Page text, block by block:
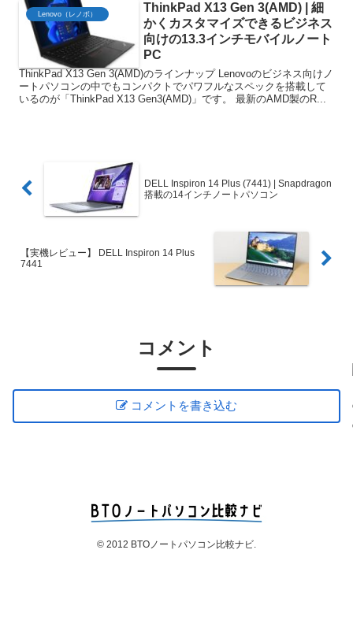
Lenovo（レノボ）
ThinkPad X13 Gen 3(AMD) | 細
かくカスタマイズできるビジネス
向けの13.3インチモバイルノート
PC
ThinkPad X13 Gen 3(AMD)のラインナップ Lenovoのビジネス向けノ
ートパソコンの中でもコンパクトでパワフルなスペックを搭載して
いるのが「ThinkPad X13 Gen3(AMD)」です。 最新のAMD製のR...
DELL Inspiron 14 Plus (7441) | Snapdragon
搭載の14インチノートパソコン
【実機レビュー】 DELL Inspiron 14 Plus
7441
コメント
コメントを書き込む
© 2012 BTOノートパソコン比較ナビ.